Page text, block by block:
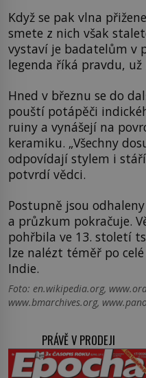
Když se pak vlna
smete z nich však
vystaví je badatelům v
legenda říká pravdu,
Hned v březnu se do
pouští potápěči
ruiny a vynášejí na
keramiku. „Všechny
odpovídají stylem i
potvrdí vědci.
Postupně jsou
a průzkum pokračuje.
pohřbila ve 13. století
lze nalézt téměř po
Indie.
Foto: en.wikipedia.org,
www.bmarchives.org,
PRÁVĚ V PRODEJI